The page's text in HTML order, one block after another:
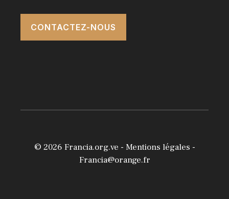
CONTACTEZ-NOUS
© 2026 Francia.org.ve - Mentions légales -
Francia@orange.fr